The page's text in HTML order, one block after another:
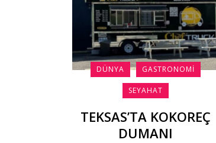
DÜNYA GASTRONOMI
SEYAHAT
TEKSAS’TA KOKOREÇ
DUMANI